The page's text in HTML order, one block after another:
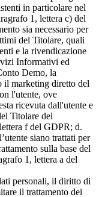
in particolare nel
1, lettera c) del
sia necessario per
del Titolare, quali
e la rivendicazione
Informativi ed
Demo, la
il marketing diretto del
l'utente, ove
ricevuta dall'utente e
Titolare del
f del GDPR; d.
siano trattati per
sulla base del
1, lettera a del
personali, il diritto di
il trattamento dei